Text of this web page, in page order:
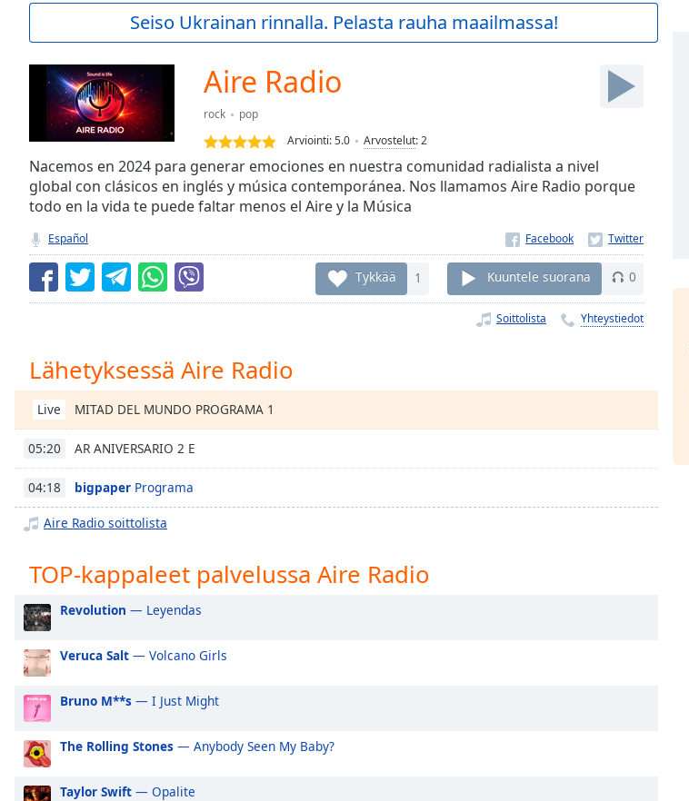
Current
Duration-:-
Loaded:
Stream
TypeLIVE
Seek to
live,
currently
LIVE
Remaining
Playback
Rate
Chapters
Chapters
Descriptions
descriptions
off,
subtitles
settings
opens
settings
dialog
subtitles
off
selected
Seiso Ukrainan rinnalla. Pelasta rauha maailmassa!
Aire Radio
rock
pop
Arviointi:5.0 Arvostelut:2
Nacemos en 2024 para generar emociones en nuestra comunidad radialista a nivel
global con clásicos en inglés y música contemporánea. Nos llamamos Aire Radio porque
todo en la vida te puede faltar menos el Aire y la Música
Español
Tykkää 1 Kuuntele suorana 0
Soittolista Yhteystiedot
Lähetyksessä Aire Radio
Live MITAD DEL MUNDO PROGRAMA 1
05:20 AR ANIVERSARIO 2 E
04:18 bigpaper Programa
Aire Radio soittolista
TOP-kappaleet palvelussa Aire Radio
Revolution — Leyendas
Veruca Salt — Volcano Girls
Bruno M**s — I Just Might
The Rolling Stones — Anybody Seen My Baby?
Taylor Swift — Opalite